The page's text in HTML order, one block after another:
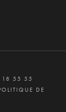
55 55
DE